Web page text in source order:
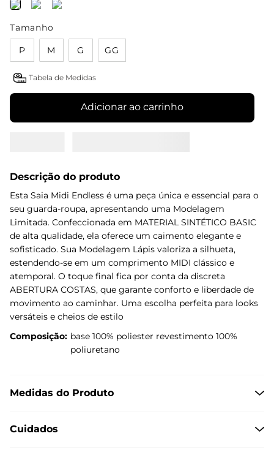
Tamanho
P M G GG
Tabela de Medidas
Adicionar ao carrinho
Descrição do produto
Esta Saia Midi Endless é uma peça única e essencial para o
seu guarda-roupa, apresentando uma Modelagem
Limitada. Confeccionada em MATERIAL SINTÉTICO BASIC
de alta qualidade, ela oferece um caimento elegante e
sofisticado. Sua Modelagem Lápis valoriza a silhueta,
estendendo-se em um comprimento MIDI clássico e
atemporal. O toque final fica por conta da discreta
ABERTURA COSTAS, que garante conforto e liberdade de
movimento ao caminhar. Uma escolha perfeita para looks
versáteis e cheios de estilo
Composição: base 100% poliester revestimento 100%
poliuretano
Medidas do Produto
Cuidados